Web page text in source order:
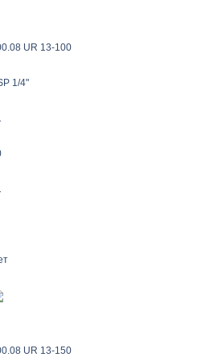
UR 13-100
1/4"
UR 13-150